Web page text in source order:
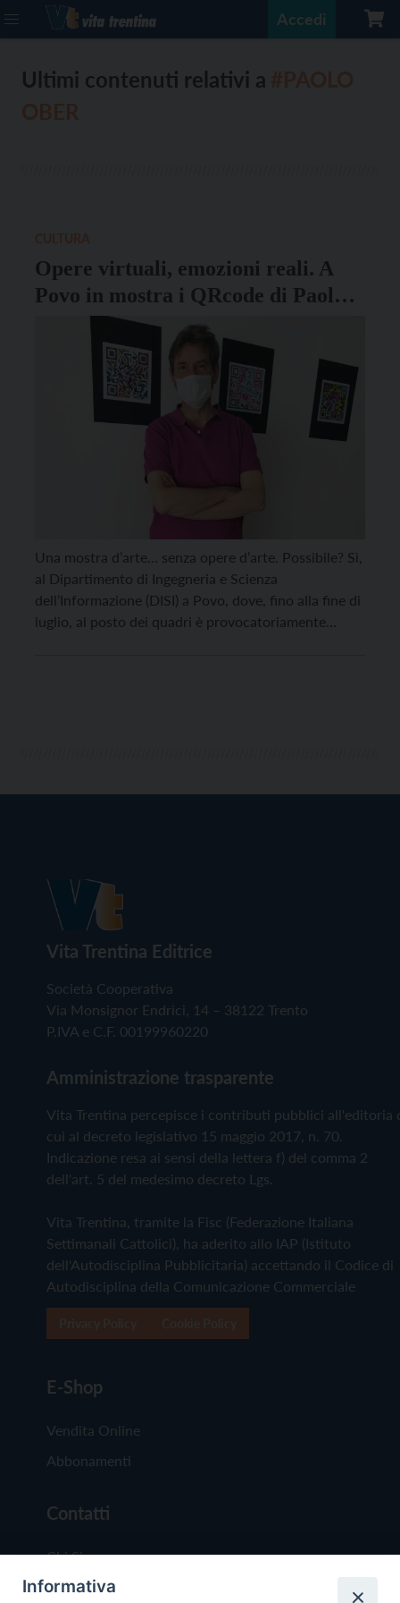
Accedi
Ultimi contenuti relativi a
Opere virtuali, emozioni reali. A
Povo in mostra i QRcode di Paolo
Una mostra d’arte… senza opere d’arte. Possibile? Sì,
al Dipartimento di Ingegneria e Scienza
dell’Informazione (DISI) a Povo, dove, fino alla fine di
luglio, al posto dei quadri è provocatoriamente
Vita Trentina Editrice
Società Cooperativa
Via Monsignor Endrici, 14 – 38122 Trento
P.IVA e C.F. 00199960220
Amministrazione trasparente
Vita Trentina percepisce i contributi pubblici all'editoria
cui al decreto legislativo 15 maggio 2017, n. 70.
Indicazione resa ai sensi della lettera f) del comma 2
dell'art. 5 del medesimo decreto Lgs.
Vita Trentina, tramite la Fisc (Federazione Italiana
Settimanali Cattolici), ha aderito allo IAP (Istituto
dell'Autodisciplina Pubblicitaria) accettando il Codice di
Autodisciplina della Comunicazione Commerciale
E-Shop
Vendita Online
Abbonamenti
Contatti
Chi Siamo
Redazione
Informativa